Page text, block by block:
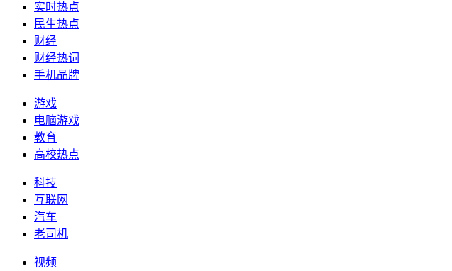
实时热点
民生热点
财经
财经热词
手机品牌
游戏
电脑游戏
教育
高校热点
科技
互联网
汽车
老司机
视频